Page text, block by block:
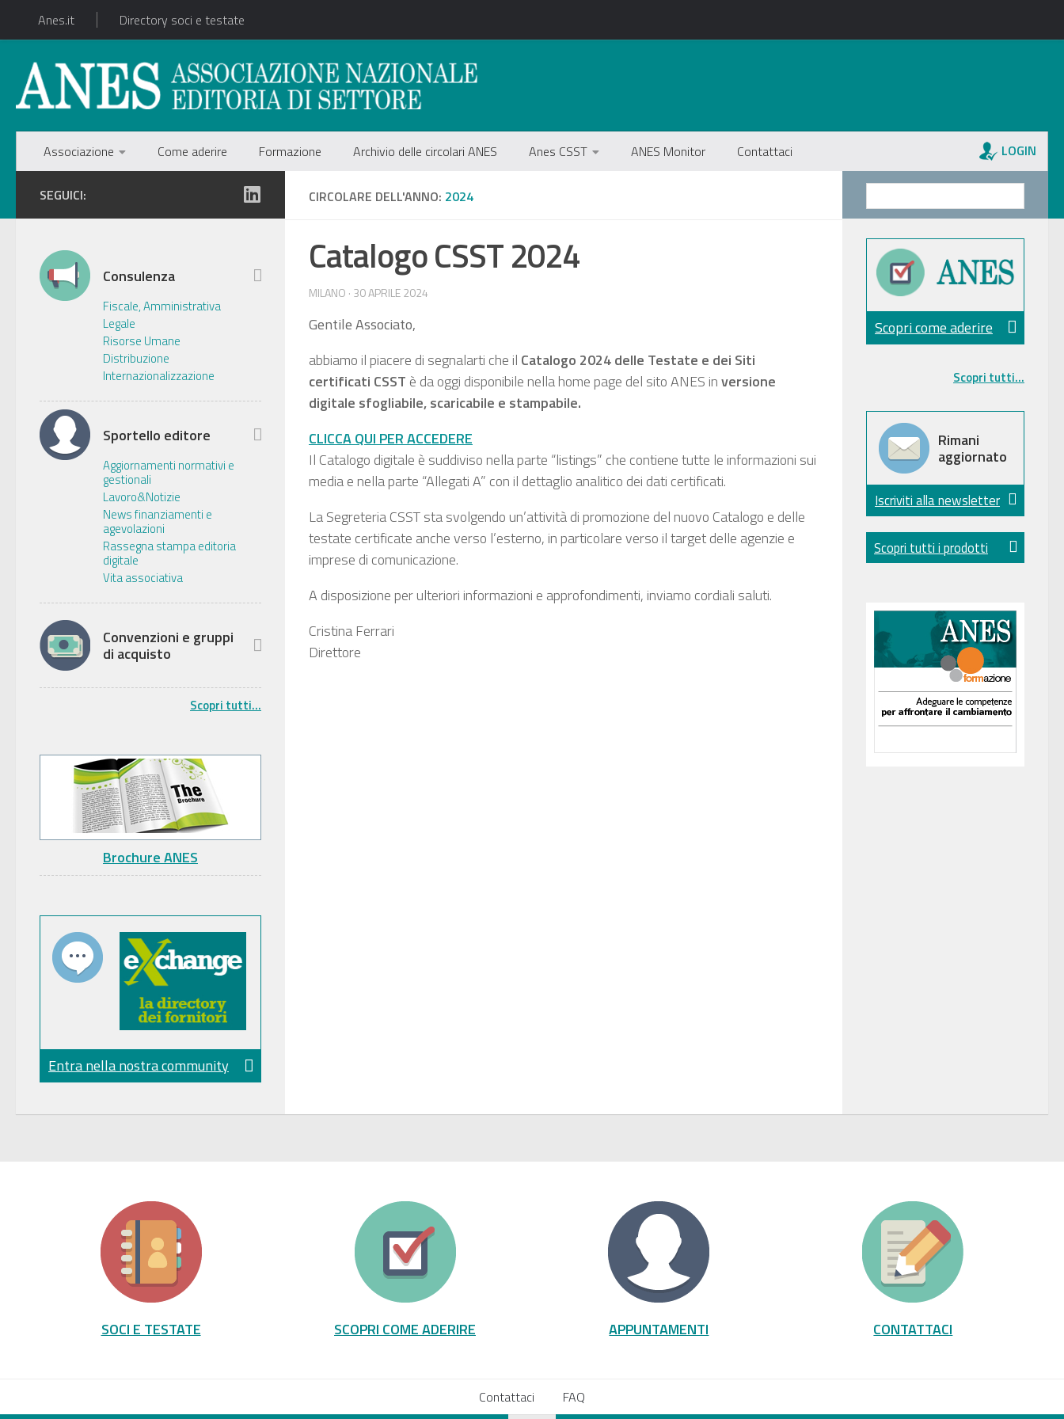
Anes.it Directory soci e testate
LOGIN
Associazione Come aderire Formazione Archivio delle circolari ANES Anes CSST ANES Monitor Contattaci
CIRCOLARE DELL'ANNO: 2024
Catalogo CSST 2024
MILANO · 30 APRILE 2024
Gentile Associato,
abbiamo il piacere di segnalarti che il Catalogo 2024 delle Testate e dei Siti
certificati CSST è da oggi disponibile nella home page del sito ANES inversione
digitale sfogliabile, scaricabile e stampabile.
CLICCA QUI PER ACCEDERE
Il Catalogo digitale è suddiviso nella parte “listings” che contiene tutte le informazioni sui
media e nella parte “Allegati A” con il dettaglio analitico dei dati certificati.
La Segreteria CSST sta svolgendo un’attività di promozione del nuovo Catalogo e delle
testate certificate anche verso l’esterno, in particolare verso il target delle agenzie e
imprese di comunicazione.
A disposizione per ulteriori informazioni e approfondimenti, inviamo cordiali saluti.
Cristina Ferrari
Direttore
SEGUICI:
Consulenza
Fiscale, Amministrativa
Legale
Risorse Umane
Distribuzione
Internazionalizzazione
Sportello editore
Aggiornamenti normativi e
gestionali
Lavoro&Notizie
News finanziamenti e
agevolazioni
Rassegna stampa editoria
digitale
Vita associativa
Convenzioni e gruppi
di acquisto
Scopri tutti...
Brochure ANES
Entra nella nostra community
Scopri come aderire
Scopri tutti...
Rimani
aggiornato
Iscriviti alla newsletter
Scopri tutti i prodotti
SOCI E TESTATE SCOPRI COME ADERIRE APPUNTAMENTI CONTATTACI
Contattaci FAQ